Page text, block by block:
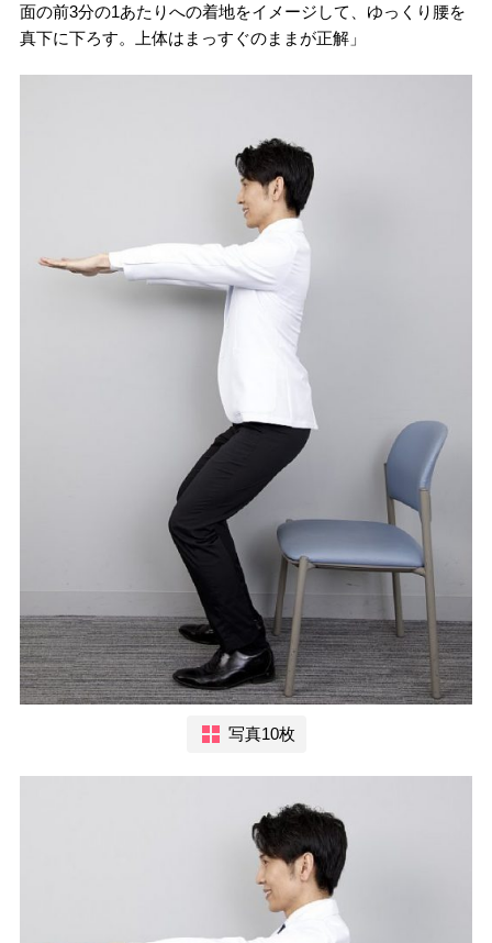
面の前3分の1あたりへの着地をイメージして、ゆっくり腰を
真下に下ろす。上体はまっすぐのままが正解」
写真10枚